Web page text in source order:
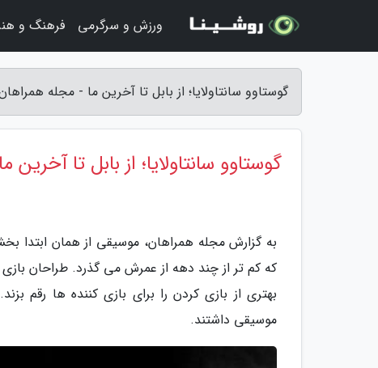
گوستاوو سانتاولایا؛ از بابل تا آخرین ما - مجله
گوستاوو سانتاولایا؛ از بابل تا آخرین ما
به گزارش مجله همراهان، موسیقی از همان ابتدا
که کم تر از چند دهه از عمرش می گذرد. طراحان
بهتری از بازی کردن را برای بازی کننده ها رقم
موسیقی داشتند.
ورزش و سرگرمی فرهنگ و